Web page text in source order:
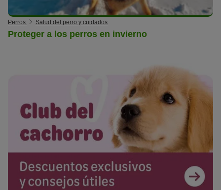
Perros Salud del perro y cuidados
Proteger a los perros en invierno